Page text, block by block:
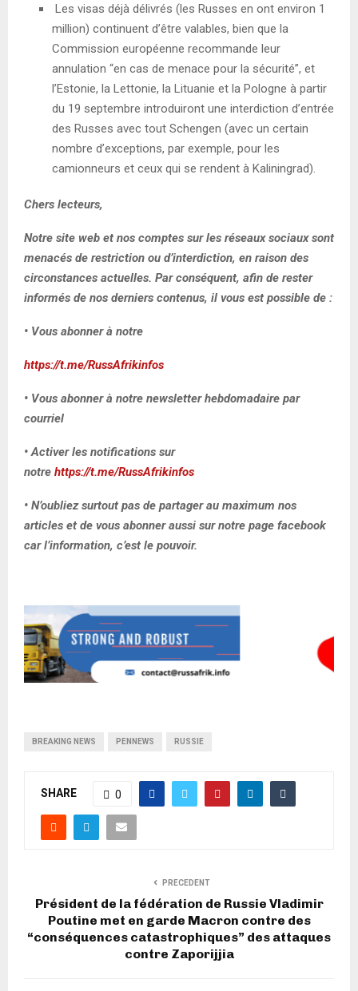
Les visas déjà délivrés (les Russes en ont environ 1
million) continuent d’être valables, bien que la
Commission européenne recommande leur
annulation “en cas de menace pour la sécurité”, et
l’Estonie, la Lettonie, la Lituanie et la Pologne à partir
du 19 septembre introduiront une interdiction d’entrée
des Russes avec tout Schengen (avec un certain
nombre d’exceptions, par exemple, pour les
camionneurs et ceux qui se rendent à Kaliningrad).
Chers lecteurs,
Notre site web et nos comptes sur les réseaux sociaux sont
menacés de restriction ou d’interdiction, en raison des
circonstances actuelles. Par conséquent, afin de rester
informés de nos derniers contenus, il vous est possible de :
• Vous abonner à notre
https://t.me/RussAfrikinfos
• Vous abonner à notre newsletter hebdomadaire par
courriel
• Activer les notifications sur
notre https://t.me/RussAfrikinfos
• N’oubliez surtout pas de partager au maximum nos
articles et de vous abonner aussi sur notre page facebook
car l’information, c’est le pouvoir.
BREAKING NEWS PENNEWS RUSSIE
SHARE 0
PRECEDENT
Président de la fédération de Russie Vladimir
Poutine met en garde Macron contre des
“conséquences catastrophiques” des attaques
contre Zaporijjia